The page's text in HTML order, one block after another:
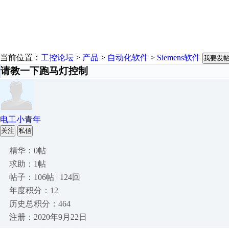
当前位置： 工控论坛 > 产品 > 自动化软件 > Siemens软件 我要发
请教一下跑马灯控制
电工小青年
关注 私信
精华：0帖
求助：1帖
帖子：106帖 | 124回
年度积分：12
历史总积分：464
注册：2020年9月22日